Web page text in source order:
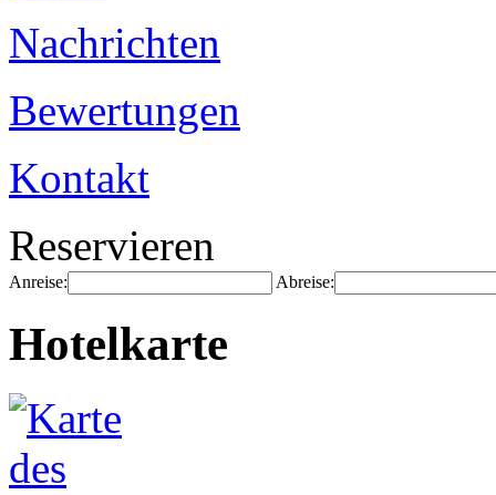
Nachrichten
Bewertungen
Kontakt
Reservieren
Anreise: Abreise:
Hotelkarte